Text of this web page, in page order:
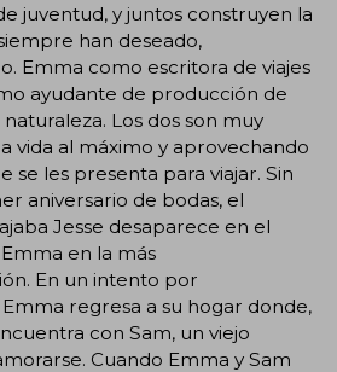
juventud, y juntos construyen la
han deseado,
Emma como escritora de viajes
ayudante de producción de
Los dos son muy
vida al máximo y aprovechando
se les presenta para viajar. Sin
aniversario de bodas, el
Jesse desaparece en el
en la más
En un intento por
regresa a su hogar donde,
con Sam, un viejo
Cuando Emma y Sam